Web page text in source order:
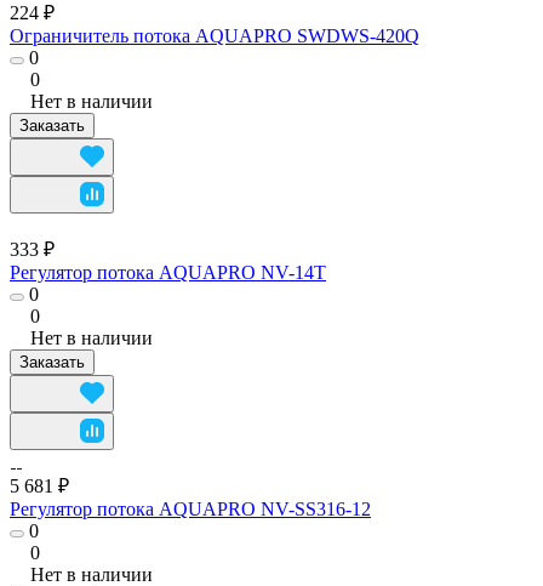
224 ₽
Ограничитель потока AQUAPRO SWDWS-420Q
0
0
Нет в наличии
Заказать
333 ₽
Регулятор потока AQUAPRO NV-14T
0
0
Нет в наличии
Заказать
5 681 ₽
Регулятор потока AQUAPRO NV-SS316-12
0
0
Нет в наличии